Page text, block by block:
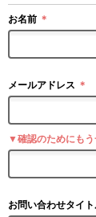
お名前 ＊
メールアドレス ＊
▼確認のためにもう
お問い合わせタイ